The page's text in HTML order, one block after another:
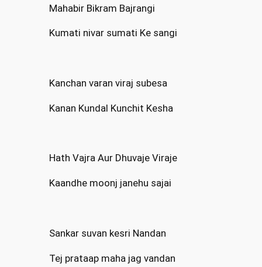
Mahabir Bikram Bajrangi
Kumati nivar sumati Ke sangi
Kanchan varan viraj subesa
Kanan Kundal Kunchit Kesha
Hath Vajra Aur Dhuvaje Viraje
Kaandhe moonj janehu sajai
Sankar suvan kesri Nandan
Tej prataap maha jag vandan